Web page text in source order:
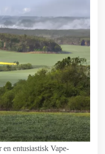
entusiastisk Vape-